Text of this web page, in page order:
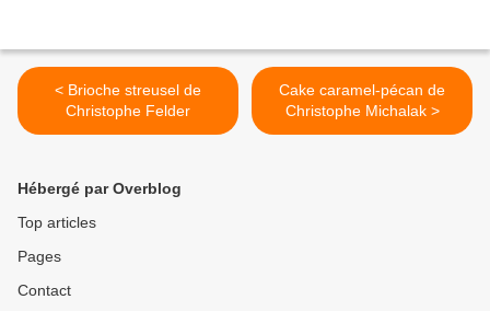
< Brioche streusel de
Christophe Felder
Cake caramel-pécan de
Christophe Michalak >
Hébergé par Overblog
Top articles
Pages
Contact